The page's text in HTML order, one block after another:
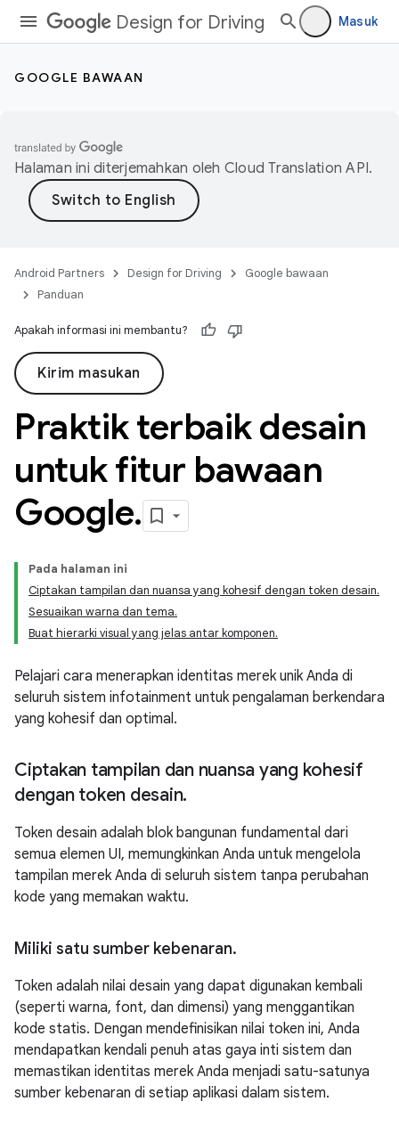
Design for Driving Masuk
GOOGLE BAWAAN
Halaman ini diterjemahkan oleh Cloud Translation API.
Android Partners Design for Driving
Google bawaan
Panduan
Apakah informasi ini membantu?
Kirim masukan
Praktik terbaik desain
untuk fitur bawaan
Google.
Pada halaman ini
Ciptakan tampilan dan nuansa yang kohesif dengan token desain.
Sesuaikan warna dan tema.
Buat hierarki visual yang jelas antar komponen.
Pelajari cara menerapkan identitas merek unik Anda di
seluruh sistem infotainment untuk pengalaman berkendara
yang kohesif dan optimal.
Ciptakan tampilan dan nuansa yang kohesif
dengan token desain.
Token desain adalah blok bangunan fundamental dari
semua elemen UI, memungkinkan Anda untuk mengelola
tampilan merek Anda di seluruh sistem tanpa perubahan
kode yang memakan waktu.
Miliki satu sumber kebenaran.
Token adalah nilai desain yang dapat digunakan kembali
(seperti warna, font, dan dimensi) yang menggantikan
kode statis. Dengan mendefinisikan nilai token ini, Anda
mendapatkan kendali penuh atas gaya inti sistem dan
memastikan identitas merek Anda menjadi satu-satunya
sumber kebenaran di setiap aplikasi dalam sistem.